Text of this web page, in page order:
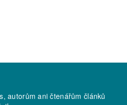
autorům ani čtenářům článků